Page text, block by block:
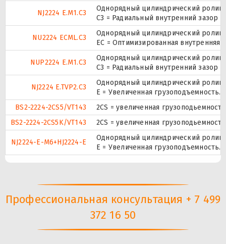
NJ2224 E.M1.C3
Однорядный цилиндрический
C3 = Радиальный внутренний зазор
NU2224 ECML.C3
Однорядный цилиндрический
EC = Оптимизированная
NUP2224 E.M1.C3
Однорядный цилиндрический
C3 = Радиальный внутренний зазор
NJ2224 E.TVP2.C3
Однорядный цилиндрический
E = Увеличенная
BS2-2224-2CS5/VT143
2CS = увеличенная
BS2-2224-2CS5K/VT143
2CS = увеличенная
NJ2224-E-M6+HJ2224-E
Однорядный цилиндрический
E = Увеличенная
Профессиональная консультация + 7 499
372 16 50